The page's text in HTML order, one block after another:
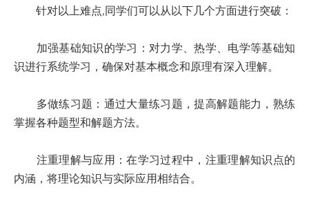
针对以上难点,同学们可以从以下几个方面进行突破：
加强基础知识的学习：对力学、热学、电学等基础知
识进行系统学习，确保对基本概念和原理有深入理解。
多做练习题：通过大量练习题，提高解题能力，熟练
掌握各种题型和解题方法。
注重理解与应用：在学习过程中，注重理解知识点的
内涵，将理论知识与实际应用相结合。